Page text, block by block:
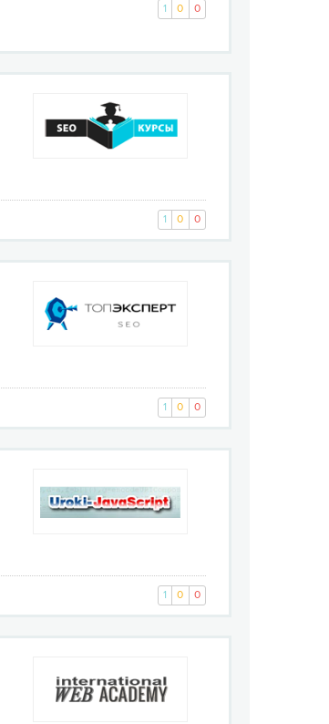
1 0 0
1 0 0
1 0 0
1 0 0